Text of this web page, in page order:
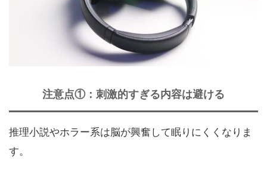
注意点①：刺激的すぎる内容は避ける
推理小説やホラー系は脳が興奮して眠りにくくなりま
す。